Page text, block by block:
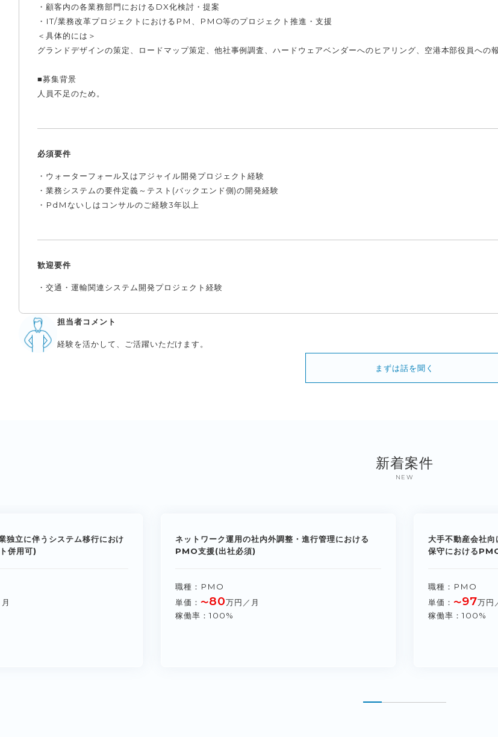
・顧客内の各業務部門におけるDX化検討・提案
・IT/業務改革プロジェクトにおけるPM、PMO等のプロジェクト推進・支援
＜具体的には＞
グランドデザインの策定、ロードマップ策定、他社事例調査、ハードウェアベンダーへのヒアリング、空港本部役員への
■募集背景
人員不足のため。
必須要件
・ウォーターフォール又はアジャイル開発プロジェクト経験
・業務システムの要件定義～テスト(バックエンド側)の開発経験
・PdMないしはコンサルのご経験3年以上
歓迎要件
・交通・運輸関連システム開発プロジェクト経験
担当者コメント
経験を活かして、ご活躍いただけます。
まずは話を聞く
新着案件
NEW
独立に伴うシステム移行におけ
併用可)
ネットワーク運用の社内外調整・進行管理における
PMO支援(出社必須)
職種
PMO
単価
〜80万円／月
稼働率
100%
大手不動産会社
保守における
職種
PMO
単価
〜97万円
稼働率
100%